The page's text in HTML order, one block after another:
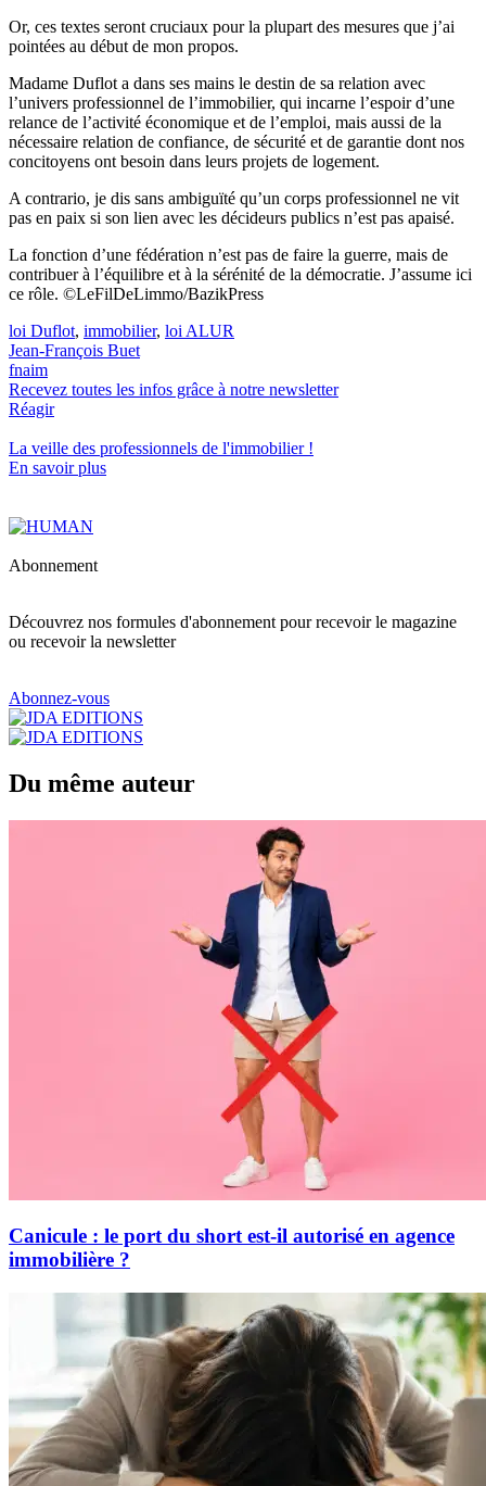
Or, ces textes seront cruciaux pour la plupart des mesures que j’ai
pointées au début de mon propos.
Madame Duflot a dans ses mains le destin de sa relation avec
l’univers professionnel de l’immobilier, qui incarne l’espoir d’une
relance de l’activité économique et de l’emploi, mais aussi de la
nécessaire relation de confiance, de sécurité et de garantie dont nos
concitoyens ont besoin dans leurs projets de logement.
A contrario, je dis sans ambiguïté qu’un corps professionnel ne vit
pas en paix si son lien avec les décideurs publics n’est pas apaisé.
La fonction d’une fédération n’est pas de faire la guerre, mais de
contribuer à l’équilibre et à la sérénité de la démocratie. J’assume ici
ce rôle. ©LeFilDeLimmo/BazikPress
loi Duflot, immobilier, loi ALUR
Jean-François Buet
fnaim
Recevez toutes les infos grâce à notre newsletter
Réagir
La veille des professionnels de l'immobilier!
En savoir plus
Abonnement
Découvrez nos formules d'abonnement pour recevoir le magazine
ou recevoir la newsletter
Abonnez-vous
Du même auteur
Canicule : le port du short est-il autorisé en agence
immobilière ?